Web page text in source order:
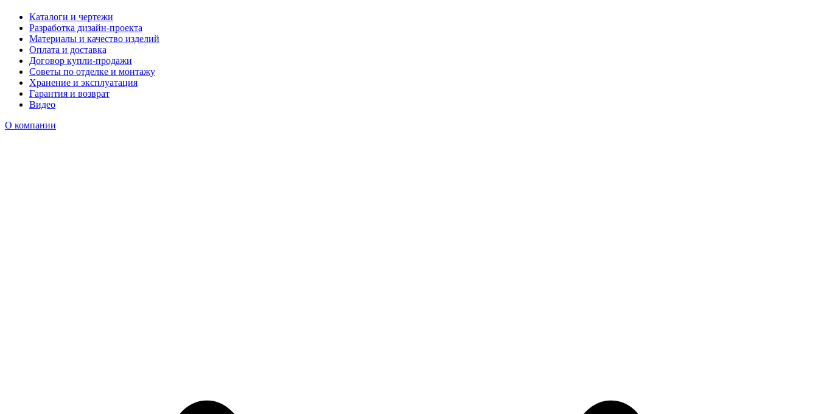
Каталоги и чертежи
Разработка дизайн-проекта
Материалы и качество изделий
Оплата и доставка
Договор купли-продажи
Советы по отделке и монтажу
Хранение и эксплуатация
Гарантия и возврат
Видео
О компании